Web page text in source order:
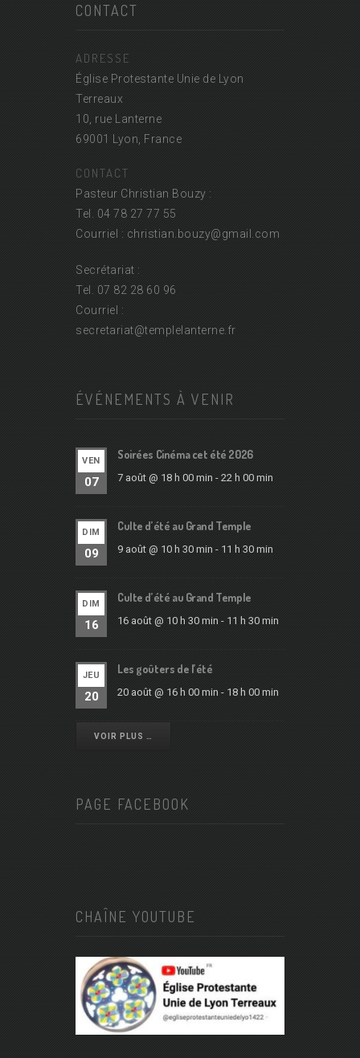
CONTACT
ADRESSE
Église Protestante Unie de Lyon
Terreaux
10, rue Lanterne
69001 Lyon, France
CONTACT
Pasteur Christian Bouzy :
Tel. 04 78 27 77 55
Courriel : christian.bouzy@gmail.com
Secrétariat :
Tel. 07 82 28 60 96
Courriel :
secretariat@templelanterne.fr
ÉVÉNEMENTS À VENIR
VEN
07
Soirées Cinéma cet été 2026
7 août @ 18 h 00 min - 22 h 00 min
DIM
09
Culte d’été au Grand Temple
9 août @ 10 h 30 min - 11 h 30 min
DIM
16
Culte d’été au Grand Temple
16 août @ 10 h 30 min - 11 h 30 min
JEU
20
Les goûters de l’été
20 août @ 16 h 00 min - 18 h 00 min
VOIR PLUS …
PAGE FACEBOOK
CHAÎNE YOUTUBE